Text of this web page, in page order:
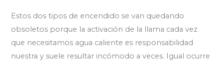
Estos dos tipos de encendido se van quedando
obsoletos porque la activación de la llama cada vez
que necesitamos agua caliente es responsabilidad
nuestra y suele resultar incómodo a veces. Igual ocurre